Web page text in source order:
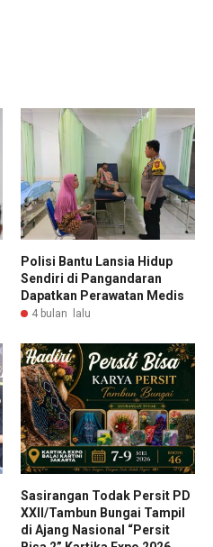
Polisi Bantu Lansia Hidup
Sendiri di Pangandaran
Dapatkan Perawatan Medis
4 bulan lalu
Sasirangan Todak Persit PD
XXII/Tambun Bungai Tampil
di Ajang Nasional “Persit